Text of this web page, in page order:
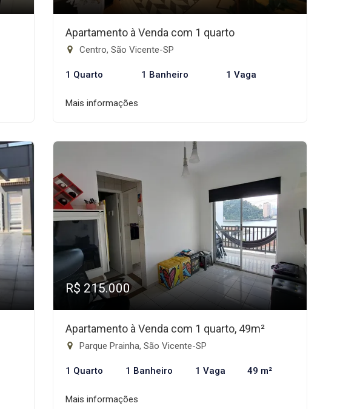
Apartamento à Venda com 1 quarto
Centro, São Vicente-SP
1 Quarto 1 Banheiro 1 Vaga
Mais informações
R$ 215.000
Apartamento à Venda com 1 quarto, 49m²
Parque Prainha, São Vicente-SP
1 Quarto 1 Banheiro 1 Vaga 49 m²
Mais informações